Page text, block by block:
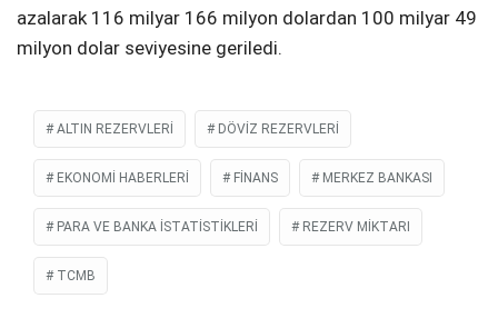
azalarak 116 milyar 166 milyon dolardan 100 milyar 49
milyon dolar seviyesine geriledi.
ALTIN REZERVLERI DÖVIZ REZERVLERI
EKONOMI HABERLERI FINANS MERKEZ BANKASI
PARA VE BANKA İSTATISTIKLERI REZERV MIKTARI
TCMB